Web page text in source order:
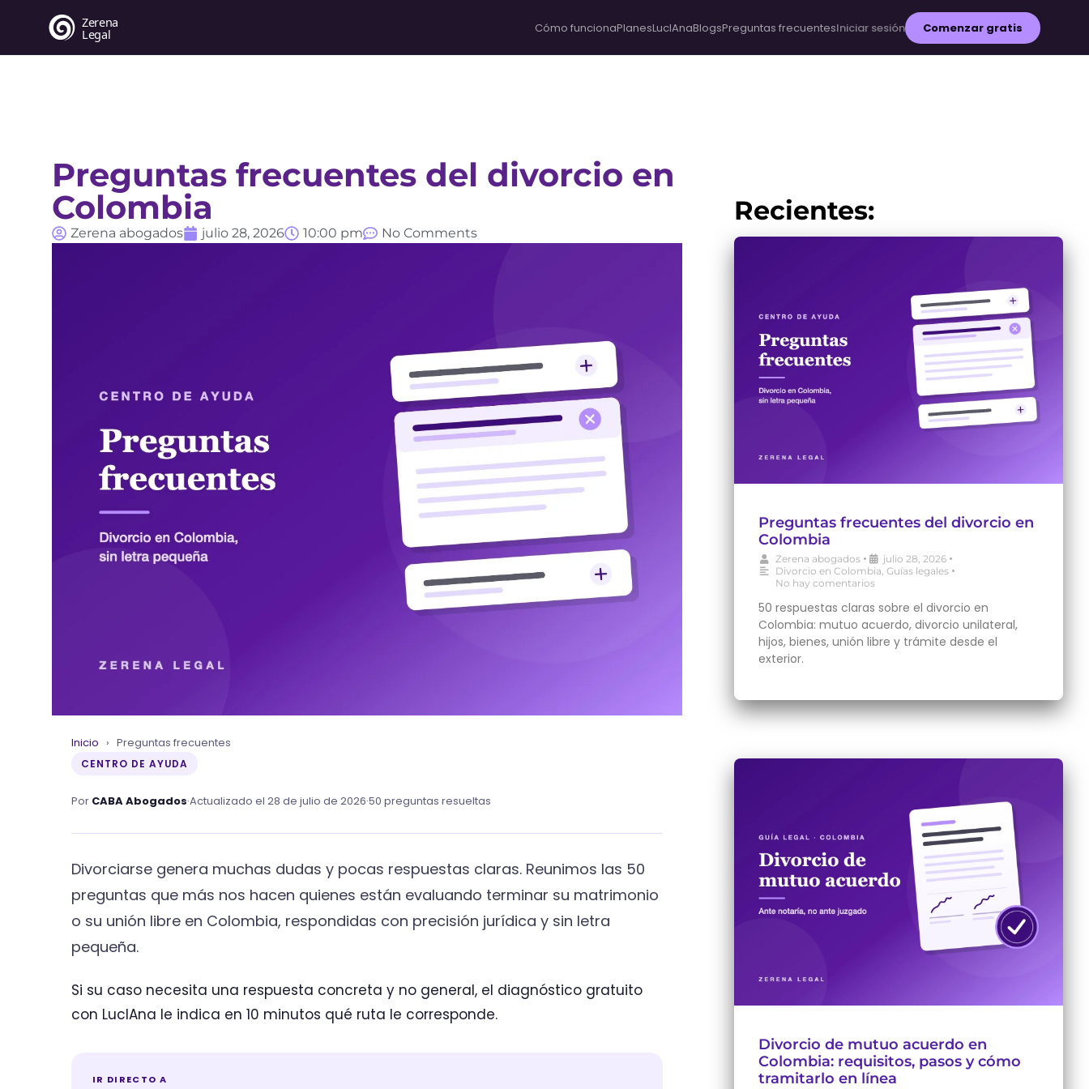
Cómo funcionaPlanesLucIAnaBlogsPreguntas frecuentesIniciar sesión Comenzar gratis
Preguntas frecuentes del divorcio en
Colombia
Zerena abogados julio 28, 2026 10:00 pm No Comments
Inicio › Preguntas frecuentes
CENTRO DE AYUDA
Por CABA Abogados·Actualizado el 28 de julio de 2026·50 preguntas resueltas
Divorciarse genera muchas dudas y pocas respuestas claras. Reunimos las 50
preguntas que más nos hacen quienes están evaluando terminar su matrimonio
o su unión libre en Colombia, respondidas con precisión jurídica y sin letra
pequeña.
Si su caso necesita una respuesta concreta y no general, el diagnóstico gratuito
con LucIAna le indica en 10 minutos qué ruta le corresponde.
IR DIRECTO A
Recientes:
Preguntas frecuentes del divorcio en
Colombia
Zerena abogados • julio 28, 2026 •
Divorcio en Colombia Guías legales •
No hay comentarios
50 respuestas claras sobre el divorcio en
Colombia: mutuo acuerdo, divorcio unilateral,
hijos, bienes, unión libre y trámite desde el
exterior.
Divorcio de mutuo acuerdo en
Colombia: requisitos, pasos y cómo
tramitarlo en línea